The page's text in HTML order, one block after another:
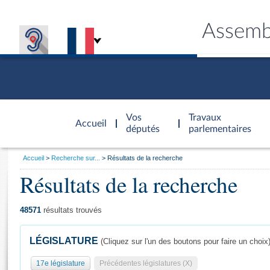
Accueil
d'accueil
Vos
députés
Travaux
parlementaires
Général
Vous
Accueil Recherche sur... Résultats de la recherche
Résultats de la recherche
48571 résultats trouvés
LÉGISLATURE (Cliquez sur l'un des boutons pour faire un choix)
17e législature Précédentes législatures (X)